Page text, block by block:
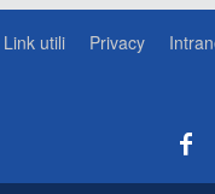
Link utili Privacy